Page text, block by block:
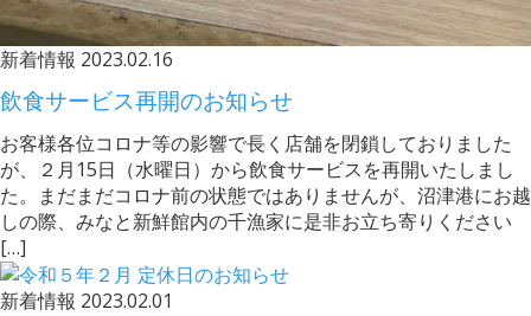
新着情報 2023.02.16
飲食サービス再開のお知らせ
お客様各位コロナ等の影響で長く店舗を閉鎖しておりました
が、２月15日（水曜日）から飲食サービスを再開いたしまし
た。まだまだコロナ前の状態ではありませんが、沼津港にお越
しの際、みなと新鮮館内の千漁家に是非お立ち寄りください
[…]
新着情報 2023.02.01